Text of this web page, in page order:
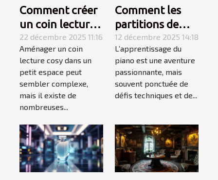
Comment créer
un coin lecture
cosy dans un
petit espace ?
22 décembre 2025 11:16
Aménager un coin
lecture cosy dans un
petit espace peut
sembler complexe,
mais il existe de
nombreuses...
Comment les
partitions de
niveau variable
favorisent
l'apprentissage
du piano ?
12 décembre 2025 14:18
L’apprentissage du
piano est une aventure
passionnante, mais
souvent ponctuée de
défis techniques et de...